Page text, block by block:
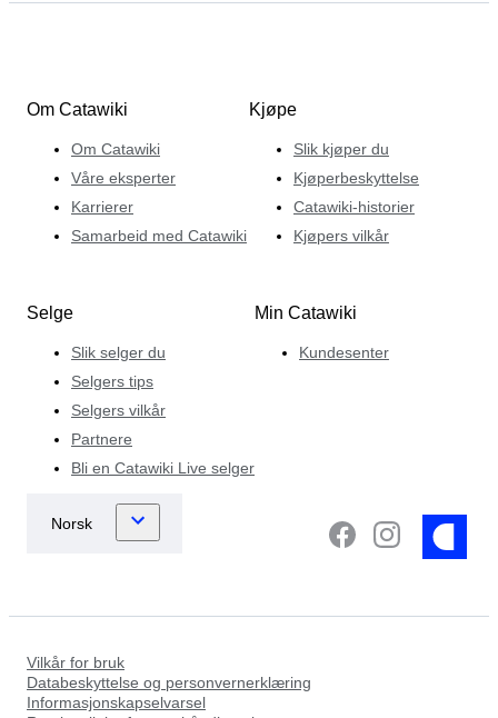
Om Catawiki
Om Catawiki
Våre eksperter
Karrierer
Samarbeid med Catawiki
Kjøpe
Slik kjøper du
Kjøperbeskyttelse
Catawiki-historier
Kjøpers vilkår
Selge
Slik selger du
Selgers tips
Selgers vilkår
Partnere
Bli en Catawiki Live selger
Min Catawiki
Kundesenter
Vilkår for bruk
Databeskyttelse og personvernerklæring
Informasjonskapselvarsel